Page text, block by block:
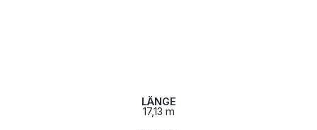
LÄNGE
17,13 m